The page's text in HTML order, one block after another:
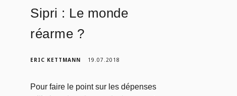
Sipri : Le monde
réarme ?
ERIC KETTMANN 19.07.2018
Pour faire le point sur les dépenses